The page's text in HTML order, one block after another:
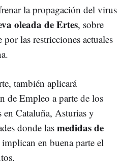
la propagación del virus
oleada de Ertes, sobre
las restricciones actuales
también aplicará
de Empleo a parte de los
en Cataluña, Asturias y
donde las medidas de
en buena parte el